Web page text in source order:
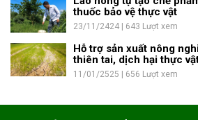
thuốc bảo vệ thực vật
23/11/2424 | 643 Lượt xem
Hỗ trợ sản xuất nông
thiên tai, dịch hại thực
11/01/2525 | 656 Lượt xem